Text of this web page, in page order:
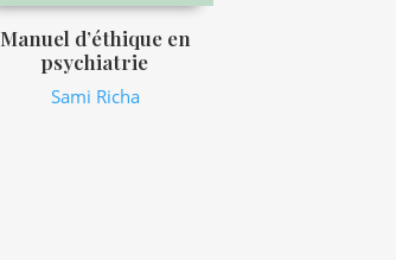
Manuel d’éthique en
psychiatrie
Sami Richa